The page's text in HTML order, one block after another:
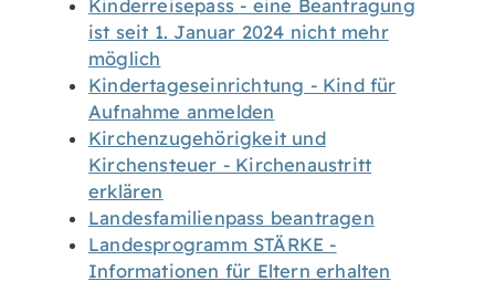
Kinderreisepass - eine Beantragung
ist seit 1. Januar 2024 nicht mehr
möglich
Kindertageseinrichtung - Kind für
Aufnahme anmelden
Kirchenzugehörigkeit und
Kirchensteuer - Kirchenaustritt
erklären
Landesfamilienpass beantragen
Landesprogramm STÄRKE -
Informationen für Eltern erhalten